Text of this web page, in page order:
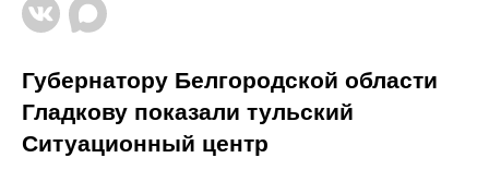
Губернатору Белгородской области
Гладкову показали тульский
Ситуационный центр